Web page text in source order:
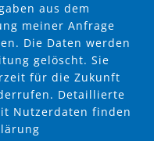
aus dem
meiner Anfrage
Die Daten werden
gelöscht. Sie
für die Zukunft
Detaillierte
Nutzerdaten finden